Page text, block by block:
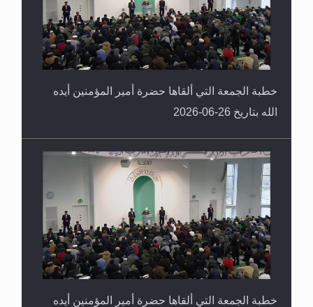
خطبة الجمعة التي ألقاها حضرة أمير المؤمنين أيده
الله بتاريخ 26-06-2026
خطبة الجمعة التي ألقاها حضرة أمير المؤمنين أيده